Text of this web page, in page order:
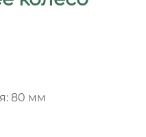
80 мм